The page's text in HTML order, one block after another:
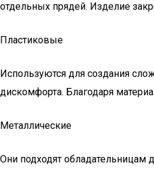
отдельных прядей. Изделие
Пластиковые
Используются для создания
дискомфорта. Благодаря
Металлические
Они подходят